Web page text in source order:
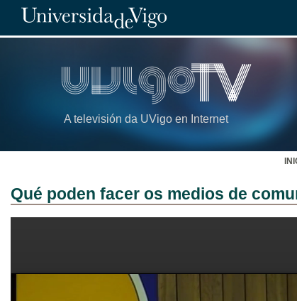
A televisión da UVigo en Internet
Qué poden facer os medios de